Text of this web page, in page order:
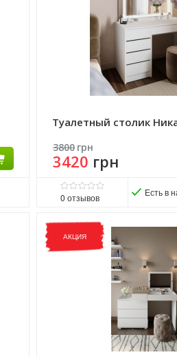
Туалетный столик
3800 грн
3420 грн
0 отзывов Есть в
Матеріал фасаду:
Виробник:
Мир Мебели
Матеріал:
ДСП
Матеріал каркасу: ДСП
АКЦИЯ